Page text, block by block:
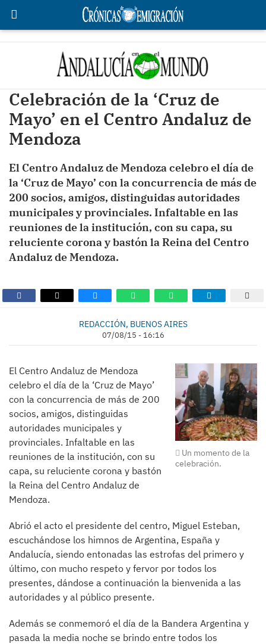
Celebración de la ‘Cruz de
Mayo’ en el Centro Andaluz de
Mendoza
El Centro Andaluz de Mendoza celebro el día de
la ‘Cruz de Mayo’ con la concurrencia de más de
200 socios, amigos, distinguidas autoridades
municipales y provinciales. Infaltable en las
reuniones de la institución, con su capa, su
reluciente corona y bastón la Reina del Centro
Andaluz de Mendoza.
REDACCIÓN, BUENOS AIRES
07/08/15 - 16:16
Un momento de la
celebración.
El Centro Andaluz de Mendoza
celebro el día de la ‘Cruz de Mayo’
con la concurrencia de más de 200
socios, amigos, distinguidas
autoridades municipales y
provinciales. Infaltable en las
reuniones de la institución, con su
capa, su reluciente corona y bastón
la Reina del Centro Andaluz de
Mendoza.
Abrió el acto el presidente del centro, Miguel Esteban,
escuchándose los himnos de Argentina, España y
Andalucía, siendo entonadas las estrofas del primero y
último, con mucho respeto y fervor por todos los
presentes, dándose a continuación la bienvenida a las
autoridades y al público presente.
Además se conmemoró el día de la Bandera Argentina y
pasada la media noche se brindo entre todos los